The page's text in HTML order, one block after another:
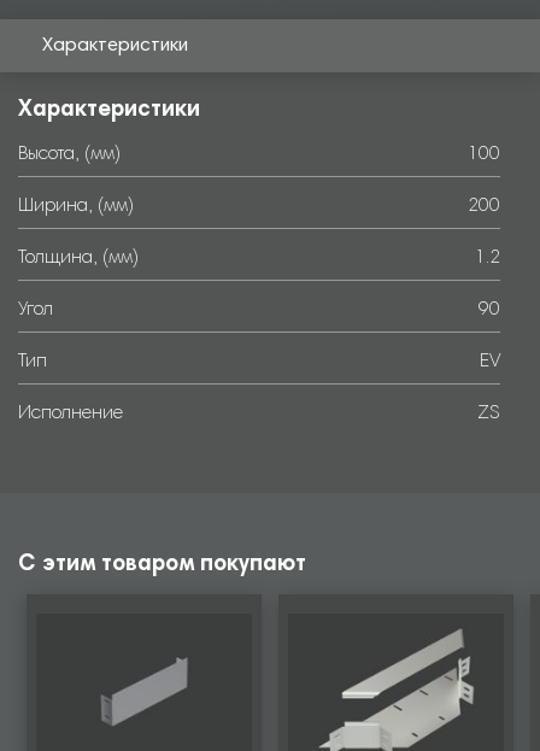
Характеристики
Характеристики
Высота, (мм) 100
Ширина, (мм) 200
Толщина, (мм) 1.2
Угол 90
Тип EV
Исполнение ZS
С этим товаром покупают